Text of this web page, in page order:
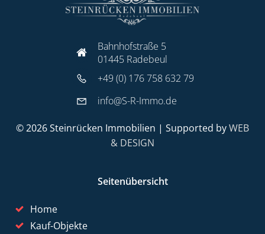
Bahnhofstraße 5
01445 Radebeul
+49 (0) 176 758 632 79
info@S-R-Immo.de
© 2026 Steinrücken Immobilien | Supported byWEB
& DESIGN
Seitenübersicht
Home
Kauf-Objekte